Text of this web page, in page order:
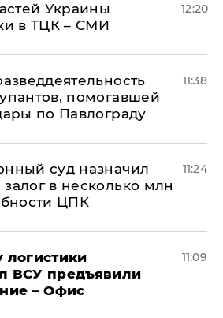
Украины
в ТЦК – СМИ
12:20
помогавшей
по Павлограду
11:38
суд назначил
в несколько млн
ЦПК
11:24
логистики
ВСУ предъявили
– Офис
11:09